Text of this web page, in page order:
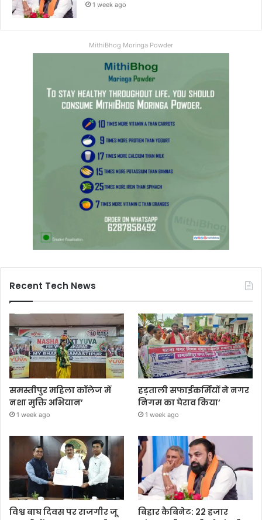
1 week ago
MithiBhog Moringa Powder
Recent Tech News
समस्तीपुर महिला कॉलेज में
नशा मुक्ति अभियान’
1 week ago
हड़ताली सफाईकर्मियों ने नगर
निगम का घेराव किया’
1 week ago
विश्व बाघ दिवस पर राजगीर जू
बिहार कैबिनेट: 22 हजार